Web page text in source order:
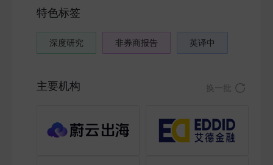
特色标签
深度研究 非券商报告 英译中
主要机构 换一批